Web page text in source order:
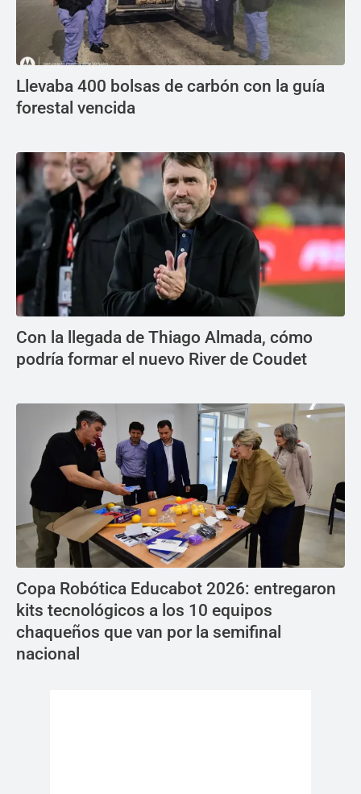
Llevaba 400 bolsas de carbón con la guía
forestal vencida
Con la llegada de Thiago Almada, cómo
podría formar el nuevo River de Coudet
Copa Robótica Educabot 2026: entregaron
kits tecnológicos a los 10 equipos
chaqueños que van por la semifinal
nacional